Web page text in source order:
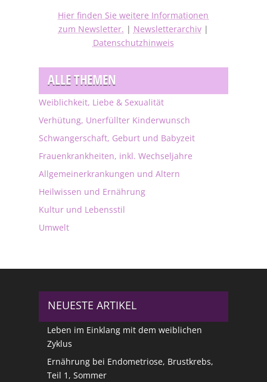
Hier finden Sie weitere Informationen
zum Newsletter. | Newsletterarchiv|
Datenschutzhinweis
ALLE THEMEN
Weiblichkeit, Liebe & Sexualität
Verhütung, Unerfüllter Kinderwunsch
Schwangerschaft, Geburt und Babyzeit
Frauenkrankheiten, inkl. Wechseljahre
Allgemeinerkrankungen und Altern
Heilwissen und Ernährung
Kultur und Lebensstil
Umwelt
NEUESTE ARTIKEL
Leben im Einklang mit dem weiblichen
Zyklus
Ernährung bei Endometriose, Brustkrebs,
Teil 1, Sommer